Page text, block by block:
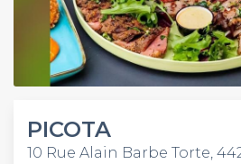
PICOTA
10 Rue Alain Barbe Torte,